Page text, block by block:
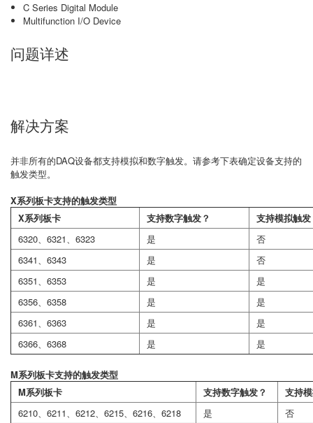
C Series Digital Module
Multifunction I/O Device
问题详述
解决方案
并非所有的DAQ设备都支持模拟和数字触发。请参考下表确定设备支持的
触发类型。
X系列板卡支持的触发类型
X系列板卡
支持数字触发？
支持模拟触
6320、6321、6323
是
否
6341、6343
是
否
6351、6353
是
是
6356、6358
是
是
6361、6363
是
是
6366、6368
是 是
M系列板卡支持的触发类型
M系列板卡
支持数字触发？
支持
6210、6211、6212、6215、6216、6218
是
否